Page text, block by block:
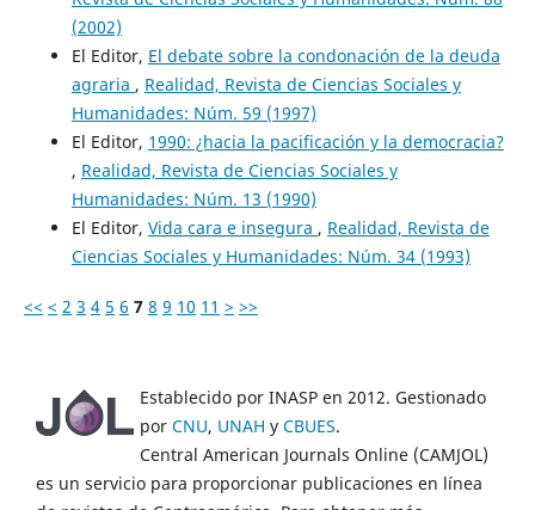
(2002)
El Editor, El debate sobre la condonación de la deuda
agraria , Realidad, Revista de Ciencias Sociales y
Humanidades: Núm. 59 (1997)
El Editor, 1990: ¿hacia la pacificación y la democracia?
, Realidad, Revista de Ciencias Sociales y
Humanidades: Núm. 13 (1990)
El Editor, Vida cara e insegura , Realidad, Revista de
Ciencias Sociales y Humanidades: Núm. 34 (1993)
<< < 2 3 4 5 6 7 8 9 10 11 > >>
Establecido por INASP en 2012. Gestionado
por CNU, UNAH y CBUES.
Central American Journals Online (CAMJOL)
es un servicio para proporcionar publicaciones en línea